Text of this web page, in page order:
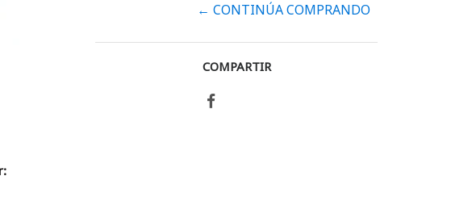
← CONTINÚA COMPRANDO
COMPARTIR